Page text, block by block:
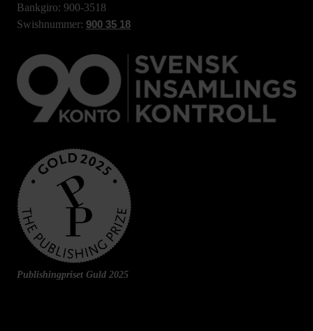
Bankgiro: 900-3518
Swishnummer: 900 35 18
Publishingpriset Guld 2025